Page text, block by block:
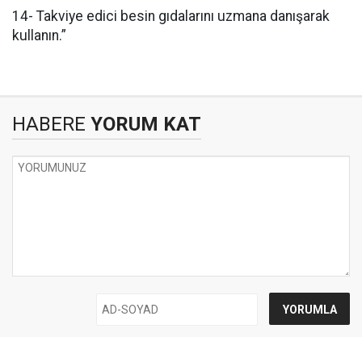
14- Takviye edici besin gıdalarını uzmana danışarak
kullanın.”
HABERE YORUM KAT